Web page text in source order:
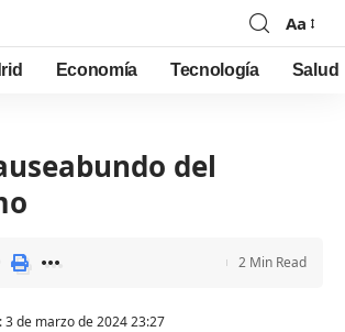
Font
Resizer
Aa
Economía Tecnología Salud
del
3 de marzo de 2024 23:27
2 Min Read